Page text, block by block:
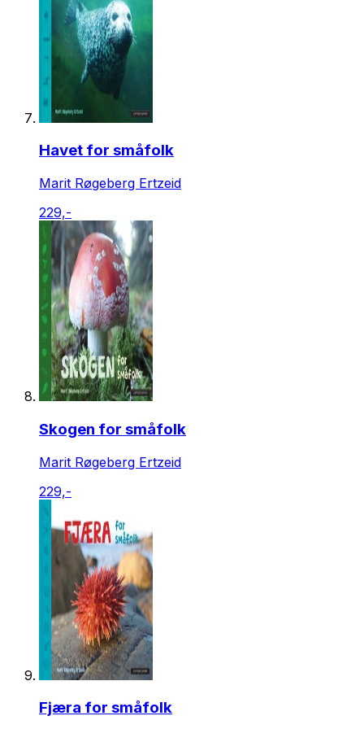
Havet for småfolk
Marit Røgeberg Ertzeid
229,-
Skogen for småfolk
Marit Røgeberg Ertzeid
229,-
Fjæra for småfolk